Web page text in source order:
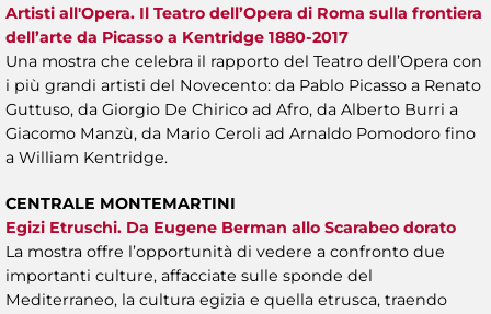
Artisti all'Opera. Il Teatro dell’Opera di Roma sulla frontiera
dell’arte da Picasso a Kentridge 1880-2017
Una mostra che celebra il rapporto del Teatro dell’Opera con
i più grandi artisti del Novecento: da Pablo Picasso a Renato
Guttuso, da Giorgio De Chirico ad Afro, da Alberto Burri a
Giacomo Manzù, da Mario Ceroli ad Arnaldo Pomodoro fino
a William Kentridge.
CENTRALE MONTEMARTINI
Egizi Etruschi. Da Eugene Berman allo Scarabeo dorato
La mostra offre l’opportunità di vedere a confronto due
importanti culture, affacciate sulle sponde del
Mediterraneo, la cultura egizia e quella etrusca, traendo